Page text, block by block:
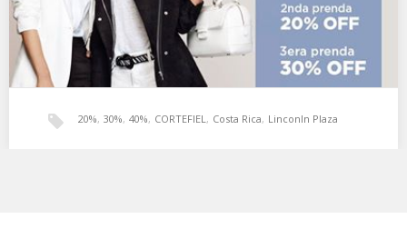
20%, 30%, 40%, CORTEFIEL, Costa Rica, Linconln Plaza